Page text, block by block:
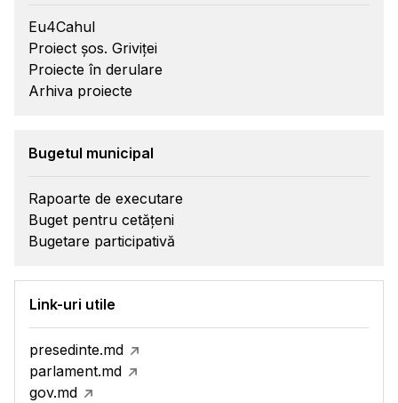
Eu4Cahul
Proiect șos. Griviței
Proiecte în derulare
Arhiva proiecte
Bugetul municipal
Rapoarte de executare
Buget pentru cetățeni
Bugetare participativă
Link-uri utile
presedinte.md
parlament.md
gov.md